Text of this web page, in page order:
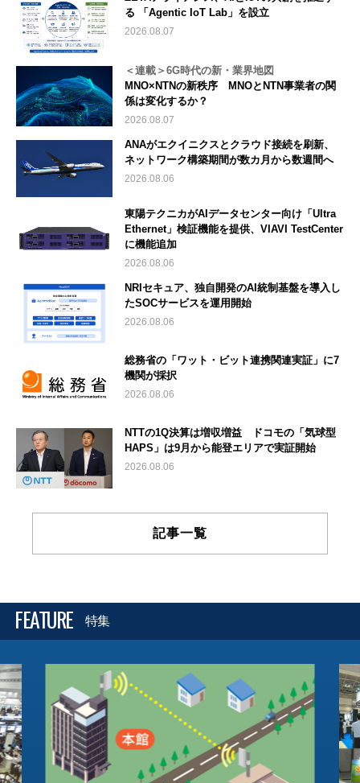
る 「Agentic IoT Lab」を設立
2026.08.07
＜連載＞6G時代の新・業界地図
MNO×NTNの新秩序 MNOとNTN事業者の関
係は変化するか？
2026.08.07
ANAがエクイニクスとクラウド接続を刷新、
ネットワーク構築期間が数カ月から数週間へ
2026.08.06
東陽テクニカがAIデータセンター向け「Ultra
Ethernet」検証機能を提供、VIAVI TestCenter
に機能追加
2026.08.06
NRIセキュア、独自開発のAI統制基盤を導入し
たSOCサービスを運用開始
2026.08.06
総務省の「ワット・ビット連携関連実証」に7
機関が採択
2026.08.06
NTTの1Q決算は増収増益 ドコモの「気球型
HAPS」は9月から能登エリアで実証開始
2026.08.06
記事一覧
FEATURE 特集